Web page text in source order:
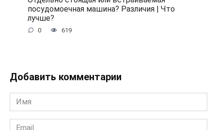
посудомоечная машина? Различия | Что
лучше?
0 619
Добавить комментарии
Имя
*
Email